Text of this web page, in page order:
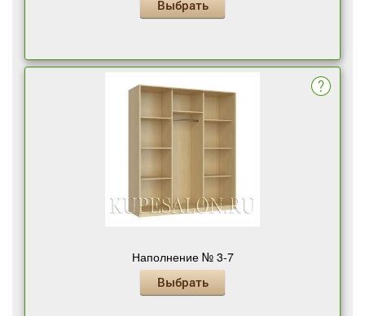
Выбрать
Наполнение № 3-7
Выбрать